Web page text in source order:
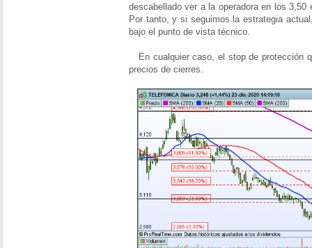
descabellado ver a la operadora en los
Por tanto, y si seguimos la estrategia
bajo el punto de vista técnico.
En cualquier caso, el stop de protección
precios de cierres.